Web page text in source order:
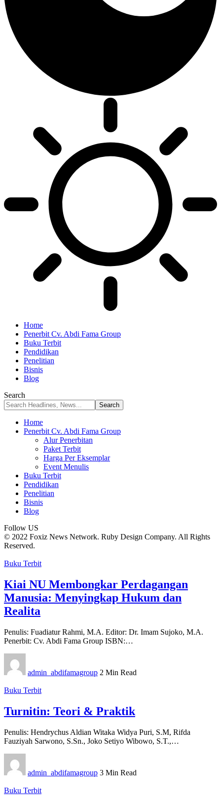
Home
Penerbit Cv. Abdi Fama Group
Buku Terbit
Pendidikan
Penelitian
Bisnis
Blog
Search
Home
Penerbit Cv. Abdi Fama Group
Alur Penerbitan
Paket Terbit
Harga Per Eksemplar
Event Menulis
Buku Terbit
Pendidikan
Penelitian
Bisnis
Blog
Follow US
© 2022 Foxiz News Network. Ruby Design Company. All Rights
Reserved.
Buku Terbit
Kiai NU Membongkar Perdagangan
Manusia: Menyingkap Hukum dan
Realita
Penulis: Fuadiatur Rahmi, M.A. Editor: Dr. Imam Sujoko, M.A.
Penerbit: Cv. Abdi Fama Group ISBN:…
admin_abdifamagroup 2 Min Read
Buku Terbit
Turnitin: Teori & Praktik
Penulis: Hendrychus Aldian Witaka Widya Puri, S.M, Rifda
Fauziyah Sarwono, S.Sn., Joko Setiyo Wibowo, S.T.,…
admin_abdifamagroup 3 Min Read
Buku Terbit